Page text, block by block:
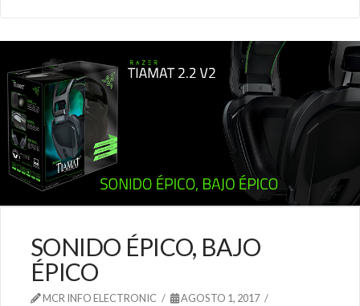
SONIDO ÉPICO, BAJO
ÉPICO
MCR INFO ELECTRONIC
AGOSTO 1, 2017